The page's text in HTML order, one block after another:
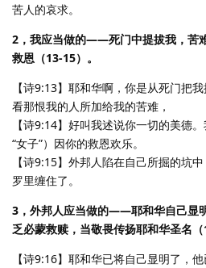
苦人的哀求。
2，我应当做的——死门中提拔我，苦
救恩（13-15）。
【诗9:13】耶和华啊，你是从死门把
看那恨我的人所加给我的苦难，
【诗9:14】好叫我述说你一切的美德
“女子”）因你的救恩欢乐。
【诗9:15】外邦人陷在自己所掘的坑
罗里缠住了。
3，外邦人应当做的——耶和华自己显
乏必蒙救赎，当敬畏传扬耶和华圣名（
【诗9:16】耶和华已将自己显明了，